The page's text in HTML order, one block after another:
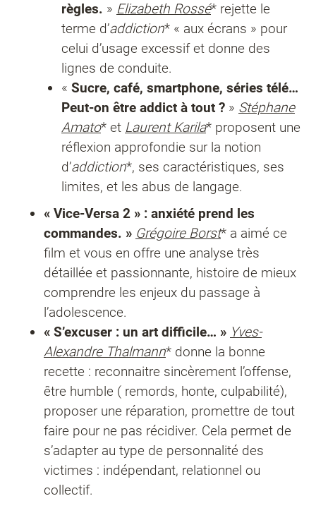
règles. » Elizabeth Rossé* rejette le
terme d’addiction* « aux écrans » pour
celui d’usage excessif et donne des
lignes de conduite.
« Sucre, café, smartphone, séries télé…
Peut-on être addict à tout ? » Stéphane
Amato* et Laurent Karila* proposent une
réflexion approfondie sur la notion
d’addiction*, ses caractéristiques, ses
limites, et les abus de langage.
« Vice-Versa 2 » : anxiété prend les
commandes. » Grégoire Borst* a aimé ce
film et vous en offre une analyse très
détaillée et passionnante, histoire de mieux
comprendre les enjeux du passage à
l’adolescence.
« S’excuser : un art difficile… » Yves-
Alexandre Thalmann* donne la bonne
recette : reconnaitre sincèrement l’offense,
être humble ( remords, honte, culpabilité),
proposer une réparation, promettre de tout
faire pour ne pas récidiver. Cela permet de
s’adapter au type de personnalité des
victimes : indépendant, relationnel ou
collectif.